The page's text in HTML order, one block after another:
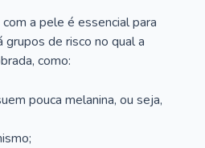
a pele é essencial para
grupos de risco no qual a
como:
pouca melanina, ou seja,